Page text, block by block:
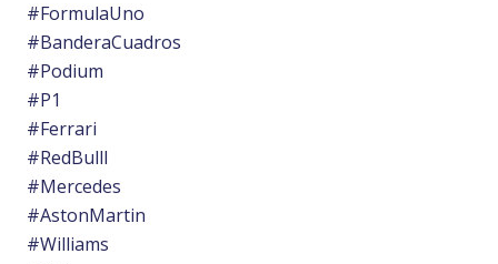
#FormulaUno
#BanderaCuadros
#Podium
#P1
#Ferrari
#RedBulll
#Mercedes
#AstonMartin
#Williams